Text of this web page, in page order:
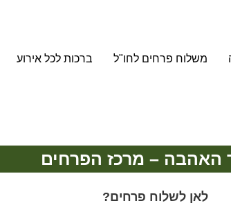
משלוח פרחים לחו"ל ברכות לכל אירוע
האהבה – מרכז הפרחים
לאן לשלוח פרחים?